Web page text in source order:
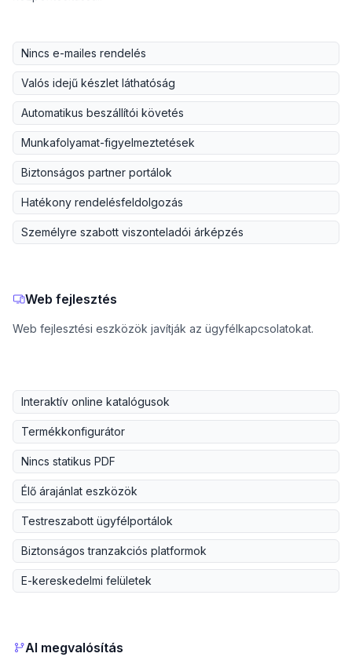
Nincs e-mailes rendelés
Valós idejű készlet láthatóság
Automatikus beszállítói követés
Munkafolyamat-figyelmeztetések
Biztonságos partner portálok
Hatékony rendelésfeldolgozás
Személyre szabott viszonteladói árképzés
Web fejlesztés
Web fejlesztési eszközök javítják az ügyfélkapcsolatokat.
Interaktív online katalógusok
Termékkonfigurátor
Nincs statikus PDF
Élő árajánlat eszközök
Testreszabott ügyfélportálok
Biztonságos tranzakciós platformok
E-kereskedelmi felületek
AI megvalósítás